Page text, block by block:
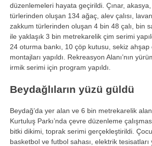
düzenlemeleri hayata geçirildi. Çınar,
türlerinden oluşan 134 ağaç, alev çalısı,
zakkum türlerinden oluşan 4 bin 48 çalı, bin
ile yaklaşık 3 bin metrekarelik çim serimi yap
24 oturma bankı, 10 çöp kutusu, sekiz ahşap
montajları yapıldı. Rekreasyon Alanı’nın y
irmik serimi için program yapıldı.
Beydağlıların yüzü güldü
Beydağ’da yer alan ve 6 bin metrekarelik
Kurtuluş Parkı’nda çevre düzenleme çal
bitki dikimi, toprak serimi gerçekleştirildi.
basketbol ve futbol sahası, elektrik tesisatları